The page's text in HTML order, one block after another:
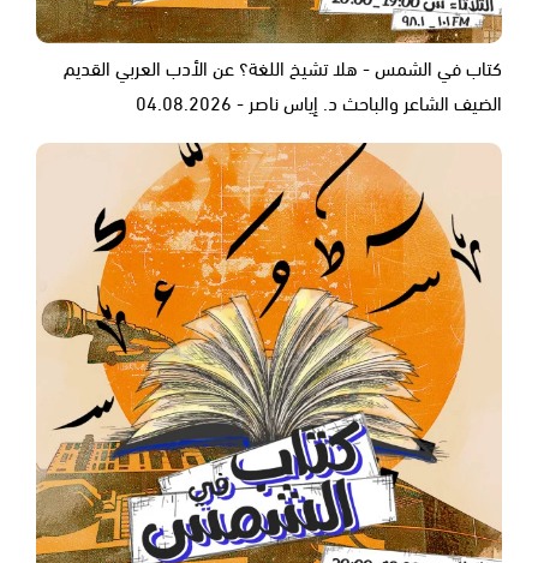
كتاب في الشمس - هلا تشيخ اللغة؟ عن الأدب العربي القديم
الضيف الشاعر والباحث د. إياس ناصر - 04.08.2026